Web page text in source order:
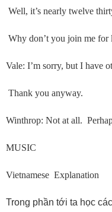
Well, it’s nearly twelve
Why don’t you join me for
Vale: I’m sorry, but I have
Thank you anyway.
Winthrop: Not at all.
MUSIC
Vietnamese Explanation
Trong phần tới ta học